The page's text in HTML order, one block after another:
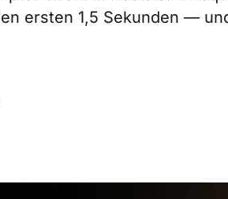
ersten 1,5 Sekunden —